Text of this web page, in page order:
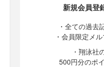
新規会員登
・全ての過去
・会員限定メ
・翔泳社
500円分のポ